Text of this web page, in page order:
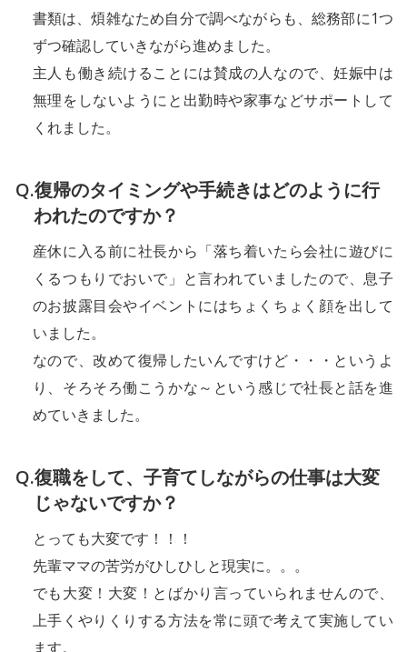
書類は、煩雑なため自分で調べながらも、総務部に1つ
ずつ確認していきながら進めました。
主人も働き続けることには賛成の人なので、妊娠中は
無理をしないようにと出勤時や家事などサポートして
くれました。
復帰のタイミングや手続きはどのように行
われたのですか？
産休に入る前に社長から「落ち着いたら会社に遊びに
くるつもりでおいで」と言われていましたので、息子
のお披露目会やイベントにはちょくちょく顔を出して
いました。
なので、改めて復帰したいんですけど・・・というよ
り、そろそろ働こうかな～という感じで社長と話を進
めていきました。
復職をして、子育てしながらの仕事は大変
じゃないですか？
とっても大変です！！！
先輩ママの苦労がひしひしと現実に。。。
でも大変！大変！とばかり言っていられませんので、
上手くやりくりする方法を常に頭で考えて実施してい
ます。